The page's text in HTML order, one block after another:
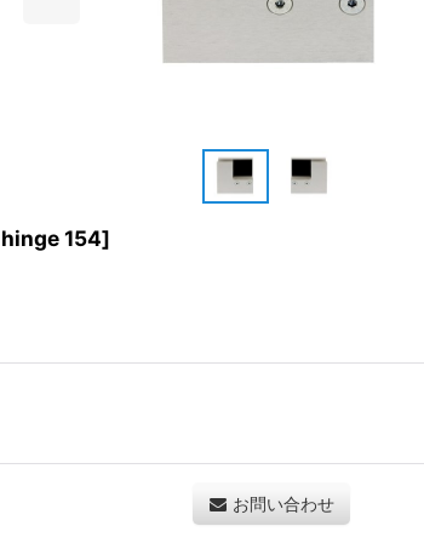
154]
お問い合わせ